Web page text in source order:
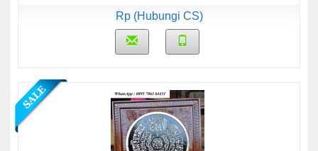
Rp (Hubungi CS)